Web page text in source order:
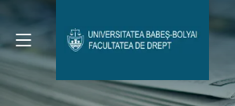
Avizier Studenți
Studii